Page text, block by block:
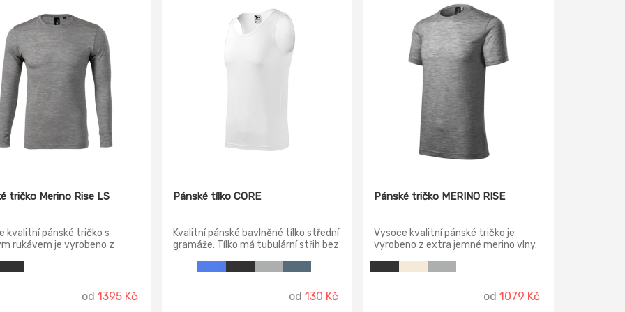
tričko Merino Rise LS
kvalitní pánské tričko s
rukávem je vyrobeno z
Tričko přiléhavého střihu
švy, úzký lem průkrčníku z
od 1395 Kč
Pánské tílko CORE
Kvalitní pánské bavlněné tílko střední
gramáže. Tílko má tubulární střih bez
od130 Kč
Pánské tričko MERINO RISE
Vysoce kvalitní pánské tričko je
vyrobeno z extra jemné merino vlny.
s bočními švy, úzký lem průkrčníku z
vrchového materiálu, vnitřní část
od 1079 Kč